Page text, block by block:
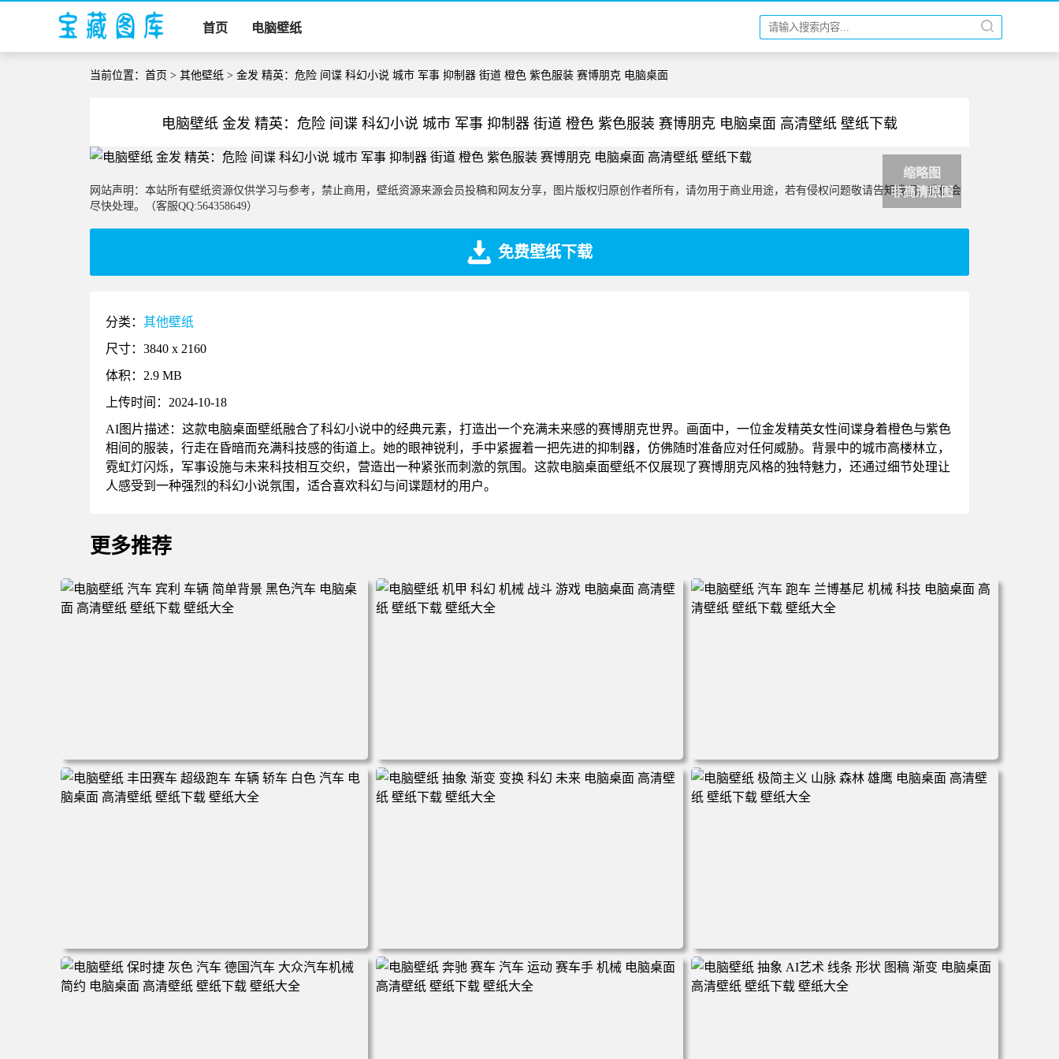
首页 电脑壁纸
当前位置：首页 >其他壁纸 > 金发 精英：危险 间谍 科幻小说 城市 军事 抑制器 街道 橙色 紫色服装 赛博朋克 电脑桌面
电脑壁纸 金发 精英：危险 间谍 科幻小说 城市 军事 抑制器 街道 橙色 紫色服装 赛博朋克 电脑桌面 高清壁纸 壁纸下载
缩略图
非高清原图
网站声明：本站所有壁纸资源仅供学习与参考，禁止商用，壁纸资源来源会员投稿和网友分享，图片版权归原创作者所有，请勿用于商业用途，若有侵权问题敬请告知我们，我们会
尽快处理。（客服QQ:564358649）
免费壁纸下载
分类：其他壁纸
尺寸：3840 x 2160
体积：2.9 MB
上传时间：2024-10-18
AI图片描述：这款电脑桌面壁纸融合了科幻小说中的经典元素，打造出一个充满未来感的赛博朋克世界。画面中，一位金发精英女性间谍身着橙色与紫色
相间的服装，行走在昏暗而充满科技感的街道上。她的眼神锐利，手中紧握着一把先进的抑制器，仿佛随时准备应对任何威胁。背景中的城市高楼林立，
霓虹灯闪烁，军事设施与未来科技相互交织，营造出一种紧张而刺激的氛围。这款电脑桌面壁纸不仅展现了赛博朋克风格的独特魅力，还通过细节处理让
人感受到一种强烈的科幻小说氛围，适合喜欢科幻与间谍题材的用户。
更多推荐
电脑壁纸 汽车 宾利 车辆 简单背景 黑色汽车 电脑桌面 高清
壁纸 壁纸下载 壁纸大全
电脑壁纸 机甲 科幻 机械 战斗 游戏 电脑桌面 高清壁纸 壁纸
下载 壁纸大全
电脑壁纸 汽车 跑车 兰博基尼 机械 科技 电脑桌面 高清壁纸
壁纸下载 壁纸大全
电脑壁纸 丰田赛车 超级跑车 车辆 轿车 白色 汽车 电脑桌面
高清壁纸 壁纸下载 壁纸大全
电脑壁纸 抽象 渐变 变换 科幻 未来 电脑桌面 高清壁纸 壁纸
下载 壁纸大全
电脑壁纸 极简主义 山脉 森林 雄鹰 电脑桌面 高清壁纸 壁纸
下载 壁纸大全